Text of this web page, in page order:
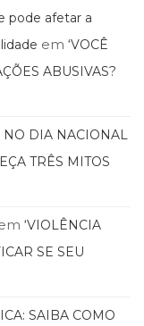
pode afetar a
em ‘VOCÊ
ABUSIVAS?
NO DIA NACIONAL
TRÊS MITOS
‘VIOLÊNCIA
SE SEU
SAIBA COMO